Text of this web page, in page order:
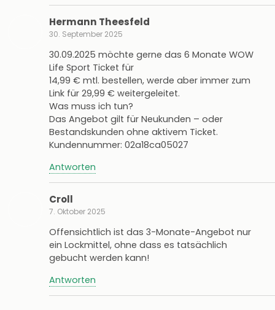
Hermann Theesfeld
30. September 2025
30.09.2025 möchte gerne das 6 Monate WOW
Life Sport Ticket für
14,99 € mtl. bestellen, werde aber immer zum
Link für 29,99 € weitergeleitet.
Was muss ich tun?
Das Angebot gilt für Neukunden – oder
Bestandskunden ohne aktivem Ticket.
Kundennummer: 02a18ca05027
Antworten
Croll
7. Oktober 2025
Offensichtlich ist das 3-Monate-Angebot nur
ein Lockmittel, ohne dass es tatsächlich
gebucht werden kann!
Antworten